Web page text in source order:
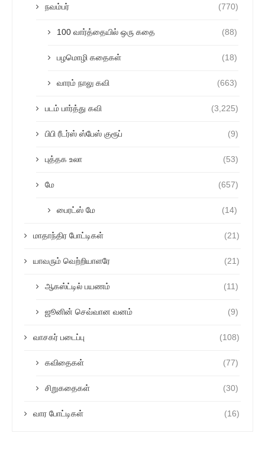
நவம்பர் (770)
100 வார்த்தையில் ஒரு கதை (88)
பழமொழி கதைகள் (18)
வாரம் நாலு கவி (663)
படம் பார்த்து கவி (3,225)
பிபி ரீடர்ஸ் ஸ்பேஸ் குரூப் (9)
புத்தக உலா (53)
மே (657)
பைரட்ஸ் மே (14)
மாதாந்திர போட்டிகள் (21)
யாவரும் வெற்றியாளரே (21)
ஆகஸ்ட்டில் பயணம் (11)
ஜூனின் செவ்வான வனம் (9)
வாசகர் படைப்பு (108)
கவிதைகள் (77)
சிறுகதைகள் (30)
வார போட்டிகள் (16)